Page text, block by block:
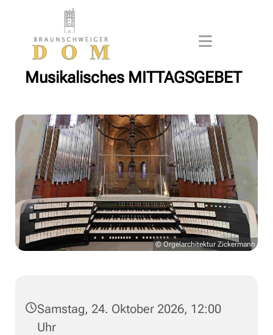
Musikalisches MITTAGSGEBET
© Orgelarchitektur Zickermann
Samstag, 24. Oktober 2026, 12:00
Uhr